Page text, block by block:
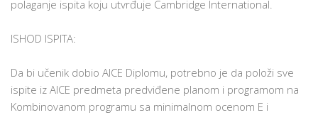
polaganje ispita koju utvrđuje Cambridge International.
ISHOD ISPITA:
Da bi učenik dobio AICE Diplomu, potrebno je da položi sve
ispite iz AICE predmeta predviđene planom i programom na
Kombinovanom programu sa minimalnom ocenom E i